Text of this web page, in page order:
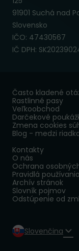
91901 Suchá nad
Slovensko
IČO: 47430567
IČ DPH:
Často kladené
Rastlinné pasy
Veľkoobchod
Darčekové
Zmena cookies
Blog - medzi
Kontakty
O nás
Ochrana
Pravidlá používania
Archív stránok
Slovník pojmov
Odstúpenie od
Slovenčina